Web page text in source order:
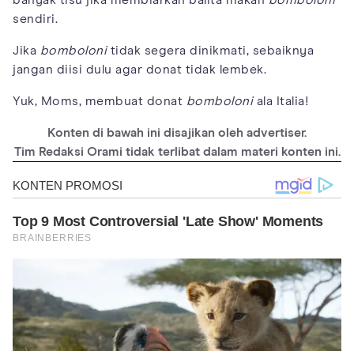
sendiri.
Jika bombolonitidak segera dinikmati, sebaiknya
jangan diisi dulu agar donat tidak lembek.
Yuk, Moms, membuat donat bomboloniala Italia!
Konten di bawah ini disajikan oleh advertiser.
Tim Redaksi Orami tidak terlibat dalam materi konten ini.